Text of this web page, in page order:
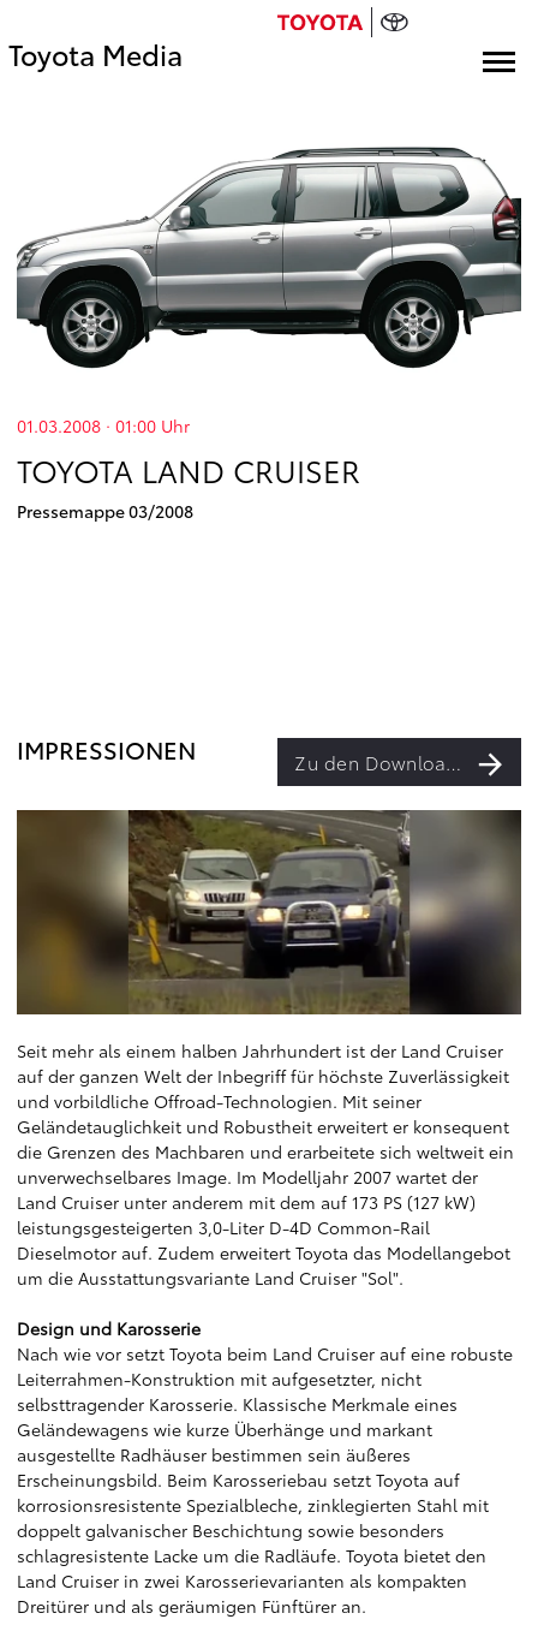
Toyota Media
01.03.2008 · 01:00 Uhr
TOYOTA LAND CRUISER
Pressemappe 03/2008
IMPRESSIONEN Zu den Downloads
Seit mehr als einem halben Jahrhundert ist der Land Cruiser
auf der ganzen Welt der Inbegriff für höchste Zuverlässigkeit
und vorbildliche Offroad-Technologien. Mit seiner
Geländetauglichkeit und Robustheit erweitert er konsequent
die Grenzen des Machbaren und erarbeitete sich weltweit ein
unverwechselbares Image. Im Modelljahr 2007 wartet der
Land Cruiser unter anderem mit dem auf 173 PS (127 kW)
leistungsgesteigerten 3,0-Liter D-4D Common-Rail
Dieselmotor auf. Zudem erweitert Toyota das Modellangebot
um die Ausstattungsvariante Land Cruiser "Sol".
Design und Karosserie
Nach wie vor setzt Toyota beim Land Cruiser auf eine robuste
Leiterrahmen-Konstruktion mit aufgesetzter, nicht
selbsttragender Karosserie. Klassische Merkmale eines
Geländewagens wie kurze Überhänge und markant
ausgestellte Radhäuser bestimmen sein äußeres
Erscheinungsbild. Beim Karosseriebau setzt Toyota auf
korrosionsresistente Spezialbleche, zinklegierten Stahl mit
doppelt galvanischer Beschichtung sowie besonders
schlagresistente Lacke um die Radläufe. Toyota bietet den
Land Cruiser in zwei Karosserievarianten als kompakten
Dreitürer und als geräumigen Fünftürer an.